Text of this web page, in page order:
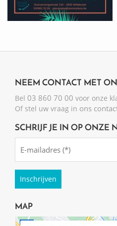
NEEM CONTACT MET
Bel 03 860 70 00 voor onze
Of stel uw vraag in ons
SCHRIJF JE IN OP ONZE
(Required)
MAP